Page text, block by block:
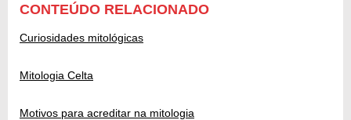
CONTEÚDO RELACIONADO
Curiosidades mitológicas
Mitologia Celta
Motivos para acreditar na mitologia